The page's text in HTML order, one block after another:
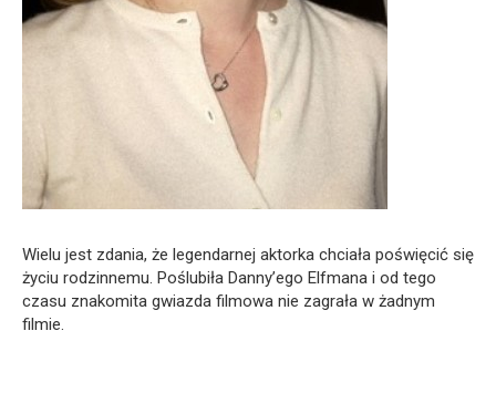
Wielu jest zdania, że legendarnej aktorka chciała poświęcić się
życiu rodzin­nemu. Poślubiła Danny’ego Elfmana i od tego
czasu znakomita gwiazda filmowa nie zagrała w żadnym
filmie.